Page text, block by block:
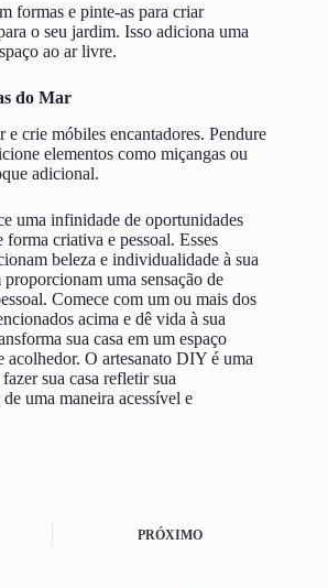
formas e pinte-as para criar
o seu jardim. Isso adiciona uma
ao ar livre.
do Mar
e crie móbiles encantadores. Pendure
elementos como miçangas ou
adicional.
uma infinidade de oportunidades
forma criativa e pessoal. Esses
beleza e individualidade à sua
uma sensação de
Comece com um ou mais dos
acima e dê vida à sua
sua casa em um espaço
acolhedor. O artesanato DIY é uma
sua casa refletir sua
uma maneira acessível e
PRÓXIMO